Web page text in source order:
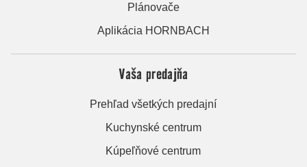
Plánovače
Aplikácia HORNBACH
Vaša predajňa
Prehľad všetkých predajní
Kuchynské centrum
Kúpeľňové centrum